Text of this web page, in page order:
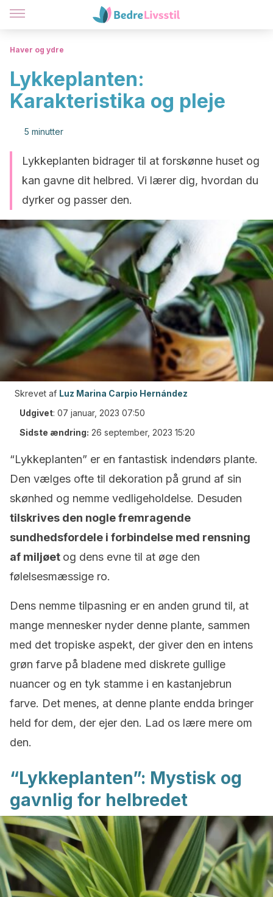
Haver og ydre
Lykkeplanten:
Karakteristika og pleje
5 minutter
Lykkeplanten bidrager til at forskønne huset og
kan gavne dit helbred. Vi lærer dig, hvordan du
dyrker og passer den.
Skrevet af Luz Marina Carpio Hernández
Udgivet: 07 januar, 2023 07:50
Sidste ændring: 26 september, 2023 15:20
“Lykkeplanten” er en fantastisk indendørs plante.
Den vælges ofte til dekoration på grund af sin
skønhed og nemme vedligeholdelse. Desuden
tilskrives den nogle fremragende
sundhedsfordele i forbindelse med rensning
af miljøet og dens evne til at øge den
følelsesmæssige ro.
Dens nemme tilpasning er en anden grund til, at
mange mennesker nyder denne plante, sammen
med det tropiske aspekt, der giver den en intens
grøn farve på bladene med diskrete gullige
nuancer og en tyk stamme i en kastanjebrun
farve. Det menes, at denne plante endda bringer
held for dem, der ejer den. Lad os lære mere om
den.
“Lykkeplanten”: Mystisk og
gavnlig for helbredet